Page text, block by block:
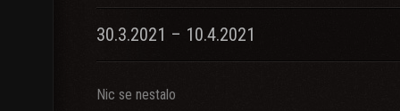
30.3.2021 – 10.4.2021
Nic se nestalo